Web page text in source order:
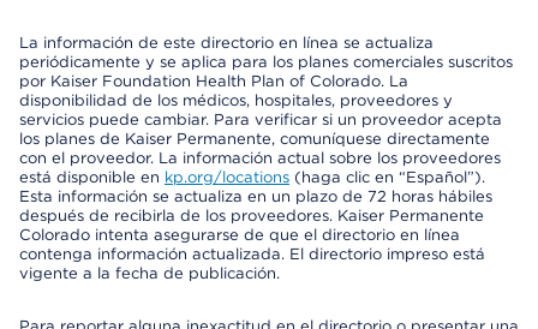
La información de este directorio en línea se actualiza
periódicamente y se aplica para los planes comerciales suscritos
por Kaiser Foundation Health Plan of Colorado. La
disponibilidad de los médicos, hospitales, proveedores y
servicios puede cambiar. Para verificar si un proveedor acepta
los planes de Kaiser Permanente, comuníquese directamente
con el proveedor. La información actual sobre los proveedores
está disponible en kp.org/locations (haga clic en “Español”).
Esta información se actualiza en un plazo de 72 horas hábiles
después de recibirla de los proveedores. Kaiser Permanente
Colorado intenta asegurarse de que el directorio en línea
contenga información actualizada. El directorio impreso está
vigente a la fecha de publicación.